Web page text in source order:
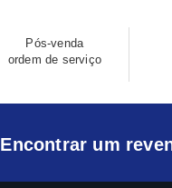
Pós-venda
ordem de serviço
Encontrar um